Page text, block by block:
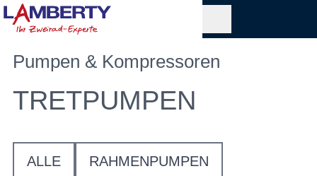
Pumpen & Kompressoren
TRETPUMPEN
ALLE RAHMENPUMPEN